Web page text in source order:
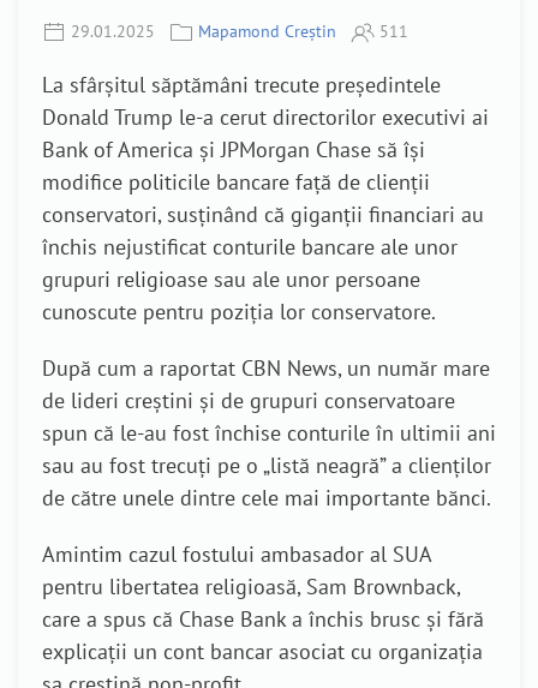
29.01.2025 Mapamond Creștin 511
La sfârșitul săptămâni trecute președintele
Donald Trump le-a cerut directorilor executivi ai
Bank of America și JPMorgan Chase să își
modifice politicile bancare față de clienții
conservatori, susținând că giganții financiari au
închis nejustificat conturile bancare ale unor
grupuri religioase sau ale unor persoane
cunoscute pentru poziția lor conservatore.
După cum a raportat CBN News, un număr mare
de lideri creștini și de grupuri conservatoare
spun că le-au fost închise conturile în ultimii ani
sau au fost trecuți pe o „listă neagră” a clienților
de către unele dintre cele mai importante bănci.
Amintim cazul fostului ambasador al SUA
pentru libertatea religioasă, Sam Brownback,
care a spus că Chase Bank a închis brusc și fără
explicații un cont bancar asociat cu organizația